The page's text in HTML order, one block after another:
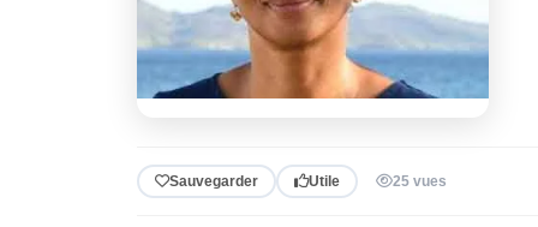
Sauvegarder Utile 25 vues